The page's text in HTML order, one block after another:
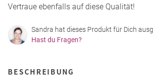
Vertraue ebenfalls auf diese Qualität!
Sandra hat dieses Produkt für Dich
Hast du Fragen?
BESCHREIBUNG